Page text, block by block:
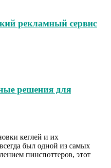
рекламный сервис
решения для
кеглей и их
был одной из самых
пинспоттеров, этот